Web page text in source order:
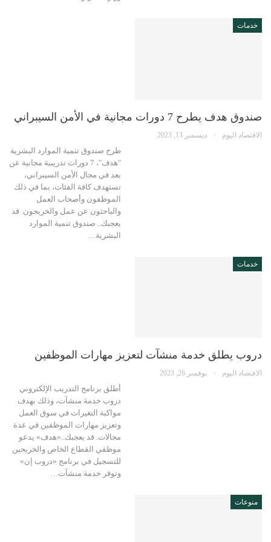
خدمات
صندوق هدف يطرح 7 دورات مجانية في الأمن السيبراني
الاقتصاد اليوم ديسمبر 13, 2023
طرح صندوق تنمية الموارد البشرية
"هدف"، 7 دورات تدريبية مجانية عن
بعد في مجال الأمن السيبراني،
تستهدف كافة الفئات، بما في ذلك
الموظفون وأصحاب العمل
والباحثون عن عمل والخريجون. قد
يعجبك.. صندوق تنمية الموارد
البشرية…
خدمات
دروب يطلق خدمة منشآت لتعزيز مهارات الموظفين
الاقتصاد اليوم نوفمبر 26, 2023
أطلق برنامج التدريب الإلكتروني
دروب خدمة منشآت، وذلك بهدف
مواكبة التغيرات في سوق العمل
وتعزيز مهارات الموظفين في عدة
مجالات. قد يعجبك..«هدف» يدعو
موظفي القطاع الخاص والخريجين
للتسجيل في برنامج «دروب إن»
وتوفر خدمة منشآت…
منوعات